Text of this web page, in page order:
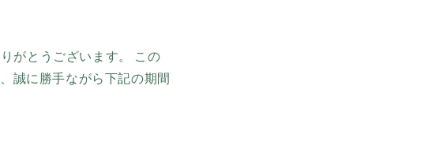
がとうございます。 この
誠に勝手ながら下記の期間